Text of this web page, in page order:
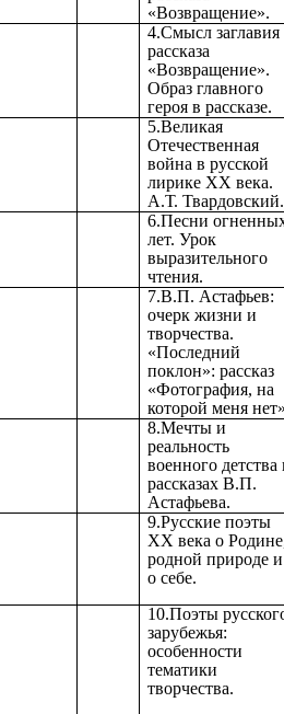
«Возвращение».
4.Смысл заглавия
рассказа
«Возвращение».
Образ главного
героя в рассказе.
5.Великая
Отечественная
война в русской
лирике ХХ века.
А.Т. Твардовский.
6.Песни
лет. Урок
выразительного
чтения.
7.В.П. Астафьев:
очерк жизни и
творчества.
«Последний
поклон»: рассказ
«Фотография, на
которой меня
8.Мечты и
реальность
военного детства
рассказах В.П.
Астафьева.
9.Русские поэты
ХХ века о
родной природе и
о себе.
10.Поэты
зарубежья:
особенности
тематики
творчества.